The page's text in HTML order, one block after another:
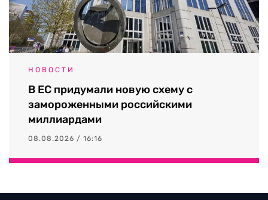
НОВОСТИ
В ЕС придумали новую схему с
замороженными российскими
миллиардами
08.08.2026 / 16:16